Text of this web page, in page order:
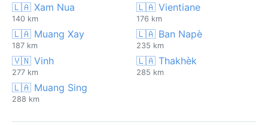
🇱🇦 Xam Nua
140 km
🇱🇦 Vientiane
176 km
🇱🇦 Muang Xay
187 km
🇱🇦 Ban Napè
235 km
🇻🇳 Vinh
277 km
🇱🇦 Thakhèk
285 km
🇱🇦 Muang Sing
288 km